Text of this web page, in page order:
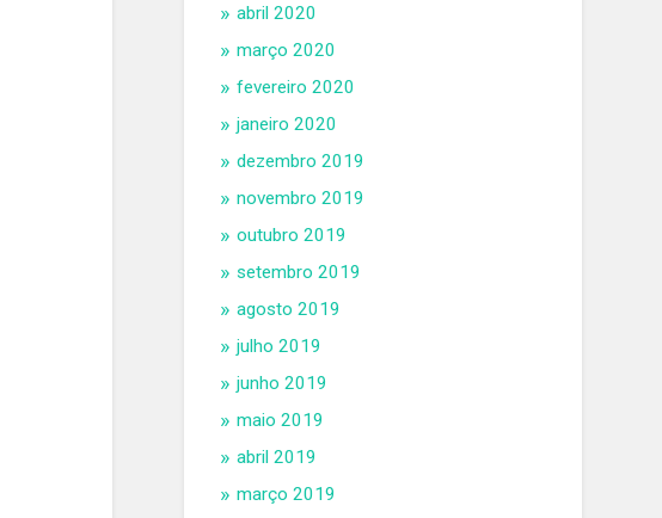
abril 2020
março 2020
fevereiro 2020
janeiro 2020
dezembro 2019
novembro 2019
outubro 2019
setembro 2019
agosto 2019
julho 2019
junho 2019
maio 2019
abril 2019
março 2019